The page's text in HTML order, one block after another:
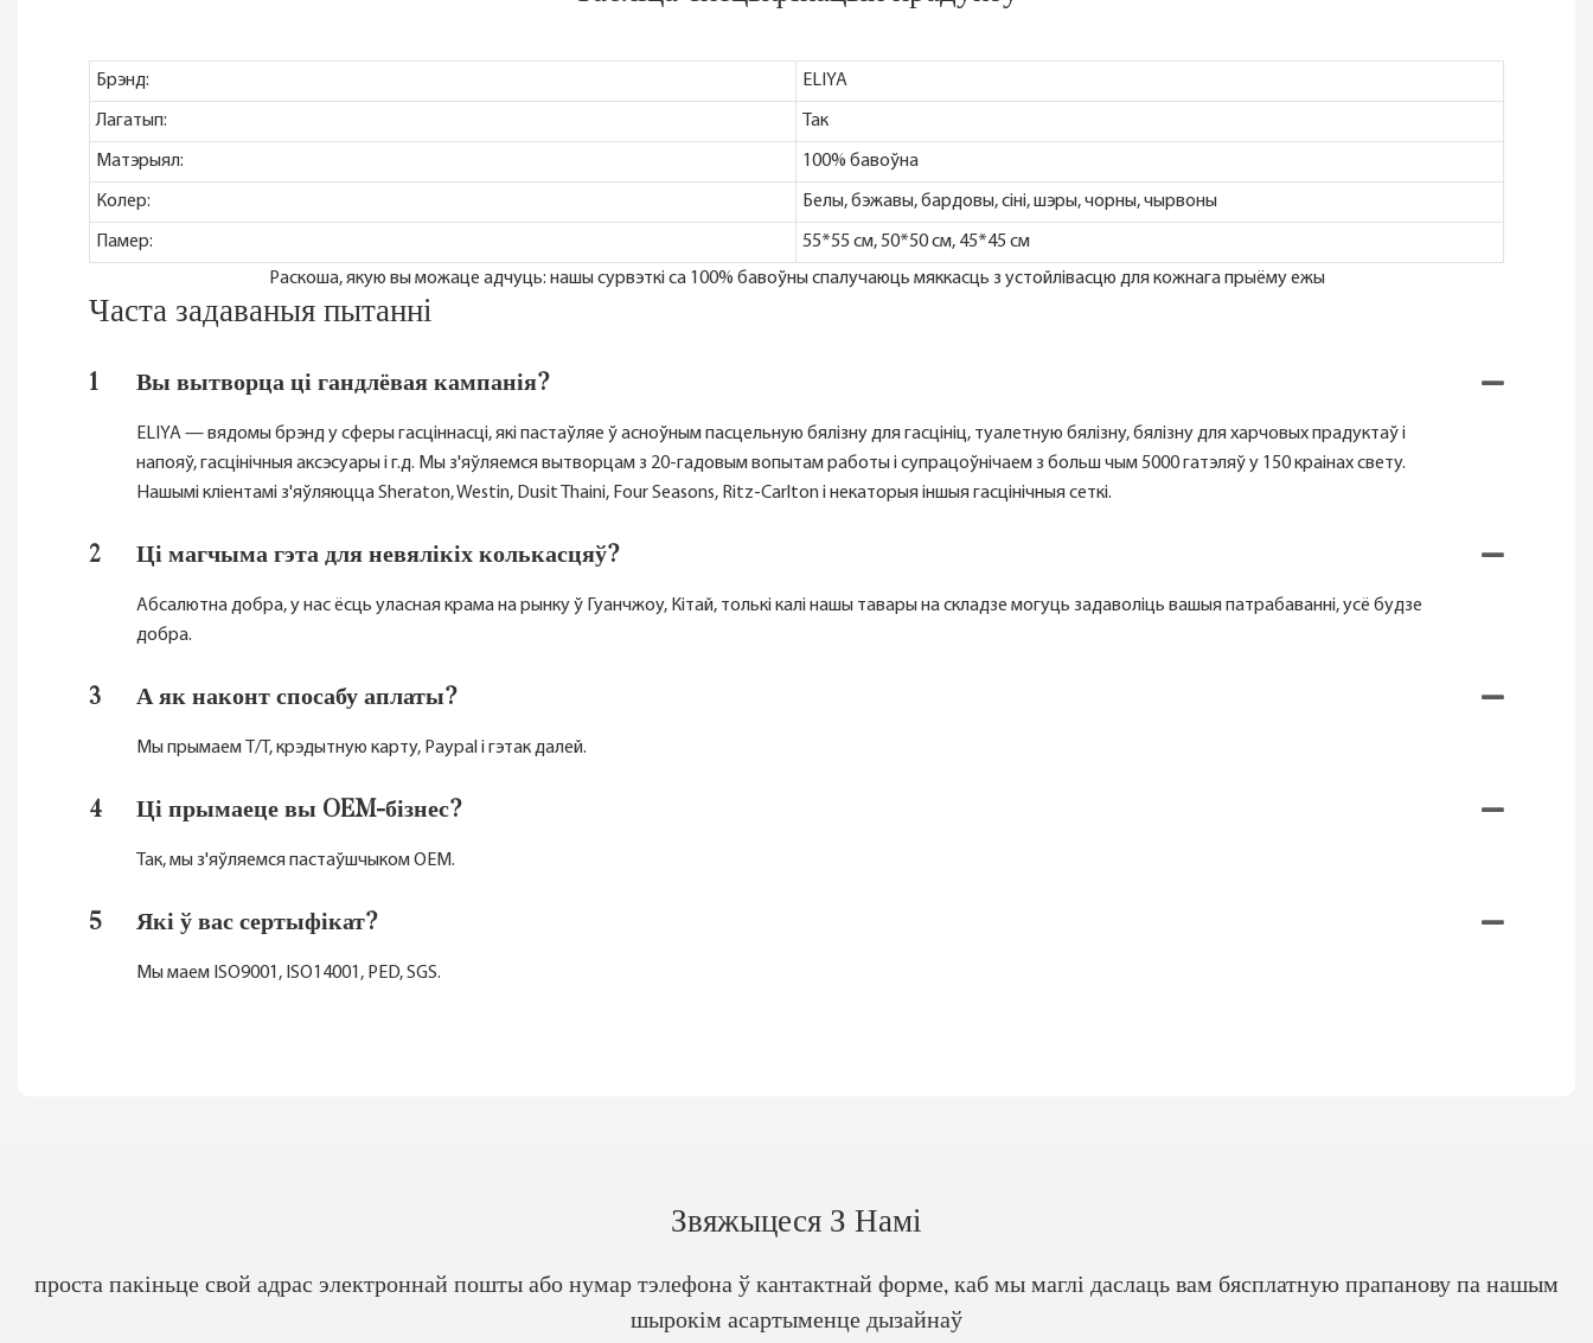
Брэнд: ELIYA
Лагатып: Так
Матэрыял: 100% бавоўна
Колер: Белы, бэжавы, бардовы, сіні, шэры, чорны, чырвоны
Памер:
55*55 см, 50*50 см, 45*45 см
Раскоша, якую вы можаце адчуць: нашы сурвэткі са 100% бавоўны спалучаюць мяккасць з устойлівасцю для кожнага прыёму ежы
Часта задаваныя пытанні
1 Вы вытворца ці гандлёвая кампанія?
ELIYA — вядомы брэнд у сферы гасціннасці, які пастаўляе ў асноўным пасцельную бялізну для гасцініц, туалетную бялізну, бялізну для харчовых прадуктаў і
напояў, гасцінічныя аксэсуары і г.д. Мы з'яўляемся вытворцам з 20-гадовым вопытам работы і супрацоўнічаем з больш чым 5000 гатэляў у 150 краінах свету.
Нашымі кліентамі з'яўляюцца Sheraton, Westin, Dusit Thaini, Four Seasons, Ritz-Carlton і некаторыя іншыя гасцінічныя сеткі.
2 Ці магчыма гэта для невялікіх колькасцяў?
Абсалютна добра, у нас ёсць уласная крама на рынку ў Гуанчжоу, Кітай, толькі калі нашы тавары на складзе могуць задаволіць вашыя патрабаванні, усё будзе
добра.
3 А як наконт спосабу аплаты?
Мы прымаем T/T, крэдытную карту, Paypal і гэтак далей.
4 Ці прымаеце вы OEM-бізнес?
Так, мы з'яўляемся пастаўшчыком OEM.
5 Які ў вас сертыфікат?
Мы маем ISO9001, ISO14001, PED, SGS.
Звяжыцеся З Намі
проста пакіньце свой адрас электроннай пошты або нумар тэлефона ў кантактнай форме, каб мы маглі даслаць вам бясплатную прапанову па нашым
шырокім асартыменце дызайнаў